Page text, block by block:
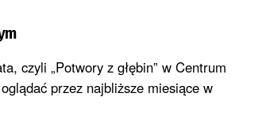
czyli „Potwory z głębin” w Centrum
przez najbliższe miesiące w